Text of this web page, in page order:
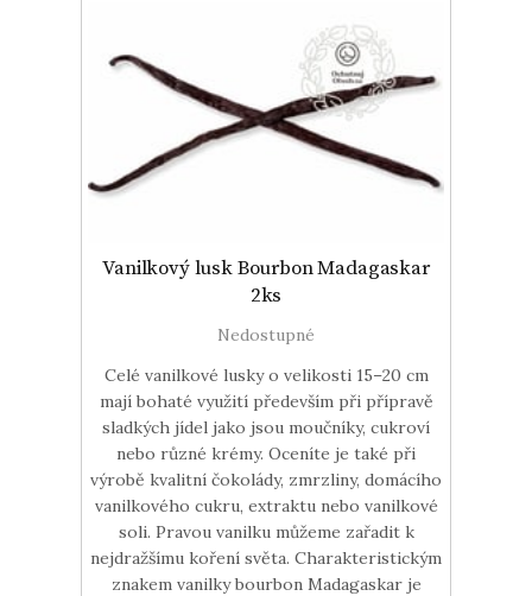
Vanilkový lusk Bourbon Madagaskar
2ks
Nedostupné
Celé vanilkové lusky o velikosti 15–20 cm
mají bohaté využití především při přípravě
sladkých jídel jako jsou moučníky, cukroví
nebo různé krémy. Oceníte je také při
výrobě kvalitní čokolády, zmrzliny, domácího
vanilkového cukru, extraktu nebo vanilkové
soli. Pravou vanilku můžeme zařadit k
nejdražšímu koření světa. Charakteristickým
znakem vanilky bourbon Madagaskar je